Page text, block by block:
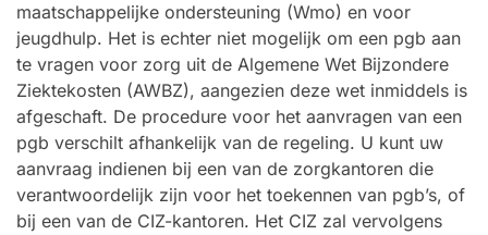
maatschappelijke ondersteuning (Wmo) en voor
jeugdhulp. Het is echter niet mogelijk om een pgb aan
te vragen voor zorg uit de Algemene Wet Bijzondere
Ziektekosten (AWBZ), aangezien deze wet inmiddels is
afgeschaft. De procedure voor het aanvragen van een
pgb verschilt afhankelijk van de regeling. U kunt uw
aanvraag indienen bij een van de zorgkantoren die
verantwoordelijk zijn voor het toekennen van pgb’s, of
bij een van de CIZ-kantoren. Het CIZ zal vervolgens